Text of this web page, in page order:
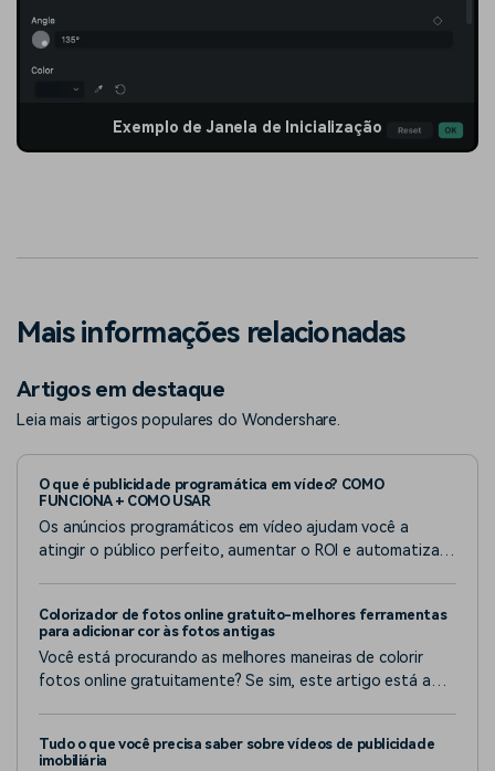
Exemplo de Janela de Inicialização
Mais informações relacionadas
Artigos em destaque
Leia mais artigos populares do Wondershare.
O que é publicidade programática em vídeo? COMO
FUNCIONA + COMO USAR
Os anúncios programáticos em vídeo ajudam você a
atingir o público perfeito, aumentar o ROI e automatizar
Colorizador de fotos online gratuito-melhores ferramentas
para adicionar cor às fotos antigas
Você está procurando as melhores maneiras de colorir
fotos online gratuitamente? Se sim, este artigo está aqui
Tudo o que você precisa saber sobre vídeos de publicidade
imobiliária